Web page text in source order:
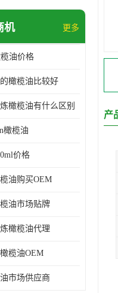
机 更多
油价格
橄榄油比较好
橄榄油有什么区别
橄榄油
价格
油购买OEM
油市场贴牌
橄榄油代理
榄油OEM
市场供应商
产